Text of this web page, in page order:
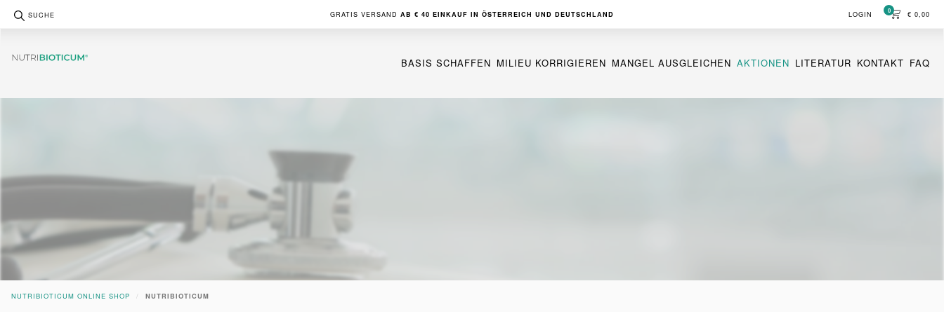
SUCHE GRATIS VERSAND AB € 40 EINKAUF IN ÖSTERREICH UND DEUTSCHLAND LOGIN € 0,00
0
NUTRIBIOTICUM
BASIS SCHAFFEN MILIEU KORRIGIEREN MANGEL AUSGLEICHEN AKTIONEN LITERATUR KONTAKT FAQ
NUTRIBIOTICUM ONLINE SHOP NUTRIBIOTICUM